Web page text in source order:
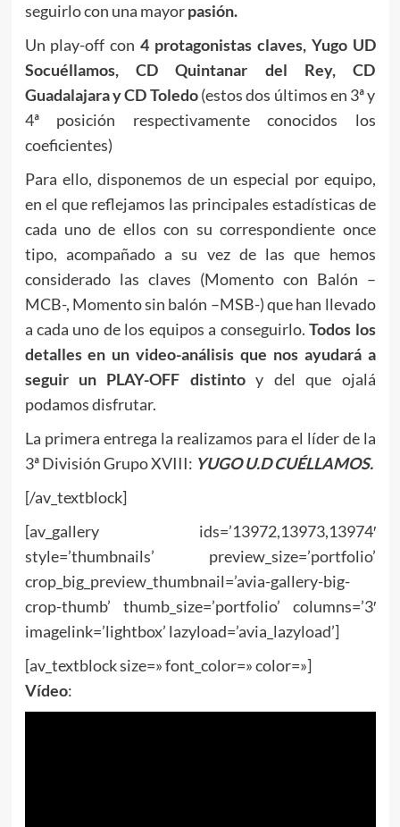
seguirlo con una mayorpasión.
Un play-off con4 protagonistas claves, Yugo UD
Socuéllamos, CD Quintanar del Rey, CD
Guadalajara y CD Toledo(estos dos últimos en 3ª y
4ª posición respectivamente conocidos los
coeficientes)
Para ello, disponemos de un especial por equipo,
en el que reflejamos las principales estadísticas de
cada uno de ellos con su correspondiente once
tipo, acompañado a su vez de las que hemos
considerado las claves (Momento con Balón –
MCB-, Momento sin balón –MSB-) que han llevado
a cada uno de los equipos a conseguirlo.Todos los
detalles en un video-análisis que nos ayudará a
seguir un PLAY-OFF distintoy del que ojalá
podamos disfrutar.
La primera entrega la realizamos para el líder de la
3ª División Grupo XVIII: YUGO U.D CUÉLLAMOS.
[/av_textblock]
[av_gallery ids=’13972,13973,13974′
style=’thumbnails’ preview_size=’portfolio’
crop_big_preview_thumbnail=’avia-gallery-big-
crop-thumb’ thumb_size=’portfolio’ columns=’3′
imagelink=’lightbox’ lazyload=’avia_lazyload’]
[av_textblock size=» font_color=» color=»]
Vídeo: